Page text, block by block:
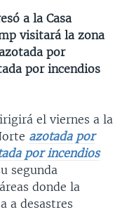
a la Casa
visitará la zona
por
por incendios
el viernes a la
azotada por
por incendios
segunda
donde la
a desastres